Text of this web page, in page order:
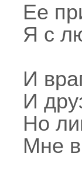
Ее
Я с
И
И
Но
Мне